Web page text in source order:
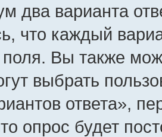
два варианта
что каждый
поля. Вы также
выбрать
ответа»,
опрос будет